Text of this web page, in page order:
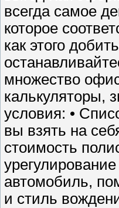
всегда самое
которое
как этого
множество
калькуляторы,
условия: •
вы взять на
стоимость
автомобиль,
и стиль